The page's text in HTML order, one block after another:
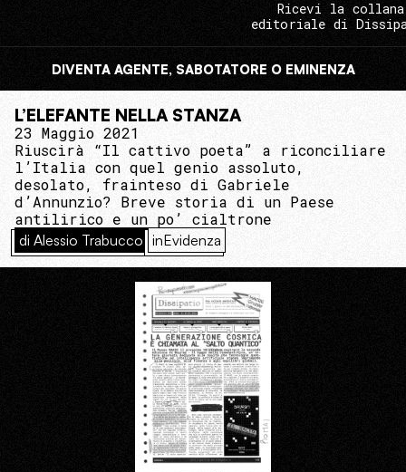
Ricevi la collana
editoriale di
DIVENTA AGENTE, SABOTATORE O EMINENZA
L’ELEFANTE NELLA STANZA
23 Maggio 2021
Riuscirà “Il cattivo poeta” a riconciliare
l’Italia con quel genio assoluto,
desolato, frainteso di Gabriele
d’Annunzio? Breve storia di un Paese
antilirico e un po’ cialtrone
di Alessio Trabucco inEvidenza